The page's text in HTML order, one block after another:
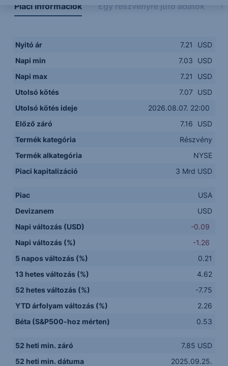
Piaci információk Egy részvényre jutó adatok
Nyitó ár 7.21
USD
Napi min
7.03
USD
Napi max
7.21
USD
Utolsó kötés
7.07
USD
Utolsó kötés ideje
2026.08.07. 22:00
Előző záró
7.16
USD
Termék kategória
Részvény
Termék alkategória
NYSE
Piaci kapitalizáció
3 Mrd USD
Piac
USA
Devizanem
USD
Napi változás (USD)
-0.09
Napi változás (%)
-1.26
5 napos változás (%)
0.21
13 hetes változás (%)
4.62
52 hetes változás (%)
-7.75
YTD árfolyam változás (%)
2.26
Béta (S&P500-hoz mérten)
0.53
52 heti min. záró
7.85 USD
52 heti min. dátuma
2025.09.25.